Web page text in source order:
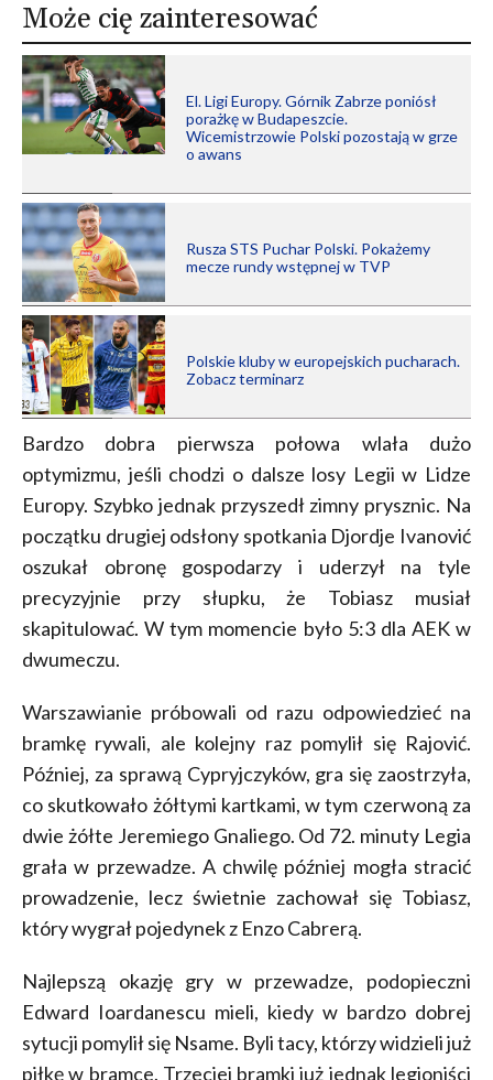
Może cię zainteresować
El. Ligi Europy. Górnik Zabrze poniósł
porażkę w Budapeszcie.
Wicemistrzowie Polski pozostają w grze
o awans
Rusza STS Puchar Polski. Pokażemy
mecze rundy wstępnej w TVP
Polskie kluby w europejskich pucharach.
Zobacz terminarz
Bardzo dobra pierwsza połowa wlała dużo
optymizmu, jeśli chodzi o dalsze losy Legii w Lidze
Europy. Szybko jednak przyszedł zimny prysznic. Na
początku drugiej odsłony spotkania Djordje Ivanović
oszukał obronę gospodarzy i uderzył na tyle
precyzyjnie przy słupku, że Tobiasz musiał
skapitulować. W tym momencie było 5:3 dla AEK w
dwumeczu.
Warszawianie próbowali od razu odpowiedzieć na
bramkę rywali, ale kolejny raz pomylił się Rajović.
Później, za sprawą Cypryjczyków, gra się zaostrzyła,
co skutkowało żółtymi kartkami, w tym czerwoną za
dwie żółte Jeremiego Gnaliego. Od 72. minuty Legia
grała w przewadze. A chwilę później mogła stracić
prowadzenie, lecz świetnie zachował się Tobiasz,
który wygrał pojedynek z Enzo Cabrerą.
Najlepszą okazję gry w przewadze, podopieczni
Edward Ioardanescu mieli, kiedy w bardzo dobrej
sytucji pomylił się Nsame. Byli tacy, którzy widzieli już
piłkę w bramce. Trzeciej bramki już jednak legioniści